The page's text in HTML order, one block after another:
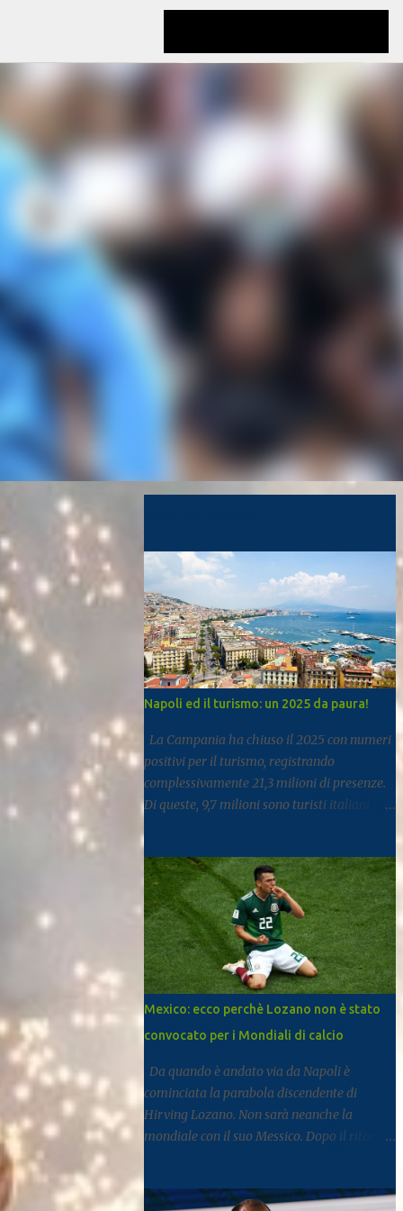
Napoli ed il turismo: un 2025 da paura!
La Campania ha chiuso il 2025 con numeri
positivi per il turismo, registrando
complessivamente 21,3 milioni di presenze.
Di queste, 9,7 milioni sono turisti italiani
3,3%, segnale di un settore che continua a
rafforzarsi e ad attirare visitatori da tutto il
mondo. I dati arrivano dal report dell’Istat
dedicato al turismo, pubblicato come di
consueto con alcuni mesi di ritardo ma utile
per fotografare l’andamento complessivo
del comparto nella regione. Napoli e
Sorrento trainano il settore: Tra le principali
destinazioni spicca Napoli, che con 3,8
milioni di presenze si posiziona al
dodicesimo posto tra le mete turistiche
italiane, risultando la città con il miglior
risultato nel Mezzogiorno. Subito dopo si
anche per alcuni dati particolari. Circa il
Mexico: ecco perchè Lozano non è stato
convocato per i Mondiali di calcio
Da quando è andato via da Napoli è
cominciata la parabola discendente di
Hirving Lozano. Non sarà neanche la
mondiale con il suo Messico. Dopo il ritorno
Diego dal gennaio 2025, Lozano ha firmato